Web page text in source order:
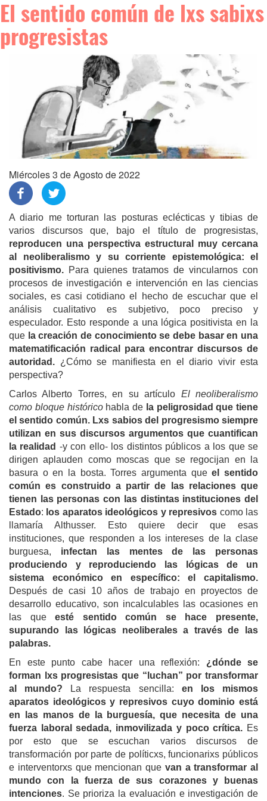
El sentido común de lxs sabixs
progresistas
Miércoles 3 de Agosto de 2022
A diario me torturan las posturas eclécticas y tibias de
varios discursos que, bajo el título de progresistas,
reproducen una perspectiva estructural muy cercana
al neoliberalismo y su corriente epistemológica: el
positivismo. Para quienes tratamos de vincularnos con
procesos de investigación e intervención en las ciencias
sociales, es casi cotidiano el hecho de escuchar que el
análisis cualitativo es subjetivo, poco preciso y
especulador. Esto responde a una lógica positivista en la
que la creación de conocimiento se debe basar en una
matematificación radical para encontrar discursos de
autoridad. ¿Cómo se manifiesta en el diario vivir esta
perspectiva?
Carlos Alberto Torres, en su artículo El neoliberalismo
como bloque históricohabla de la peligrosidad que tiene
el sentido común. Lxs sabios del progresismo siempre
utilizan en sus discursos argumentos que cuantifican
la realidad -y con ello- los distintos públicos a los que se
dirigen aplauden como moscas que se regocijan en la
basura o en la bosta. Torres argumenta queel sentido
común es construido a partir de las relaciones que
tienen las personas con las distintas instituciones del
Estado: los aparatos ideológicos y represivos como las
llamaría Althusser. Esto quiere decir que esas
instituciones, que responden a los intereses de la clase
burguesa, infectan las mentes de las personas
produciendo y reproduciendo las lógicas de un
sistema económico en específico: el capitalismo.
Después de casi 10 años de trabajo en proyectos de
desarrollo educativo, son incalculables las ocasiones en
las queesté sentido común se hace presente,
supurando las lógicas neoliberales a través de las
palabras.
En este punto cabe hacer una reflexión: ¿dónde se
forman lxs progresistas que “luchan” por transformar
al mundo?
La respuesta sencilla: en los mismos
aparatos ideológicos y represivos cuyo dominio está
en las manos de la burguesía, que necesita de una
fuerza laboral sedada, inmovilizada y poco crítica. Es
por esto que se escuchan varios discursos de
transformación por parte de políticxs, funcionarixs públicos
e interventorxs que mencionan que van a transformar al
mundo con la fuerza de sus corazones y buenas
intenciones. Se prioriza la evaluación e investigación de